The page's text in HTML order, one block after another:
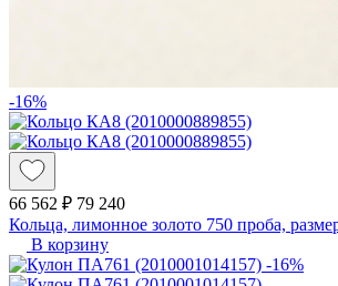
-16%
66 562 ₽ 79 240
Кольца, лимонное золото 750 проба,
В корзину
-16%